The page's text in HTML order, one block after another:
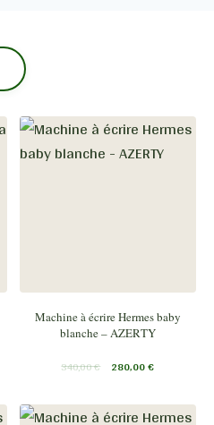
Machine à écrire Hermes baby
blanche – AZERTY
340,00€ 280,00€